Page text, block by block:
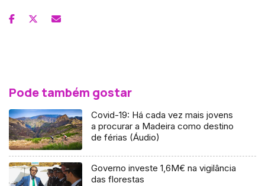
Pode também gostar
Covid-19: Há cada vez mais jovens
a procurar a Madeira como destino
de férias (Áudio)
Governo investe 1,6M€ na vigilância
das florestas